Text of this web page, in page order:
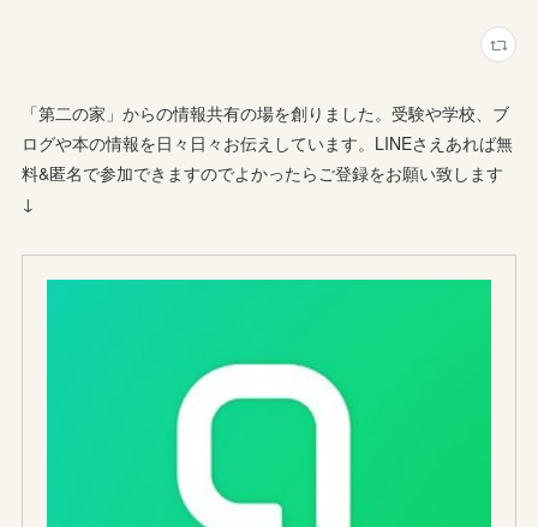
「第二の家」からの情報共有の場を創りました。受験や学校、ブ
ログや本の情報を日々日々お伝えしています。LINEさえあれば無
料&匿名で参加できますのでよかったらご登録をお願い致します
↓